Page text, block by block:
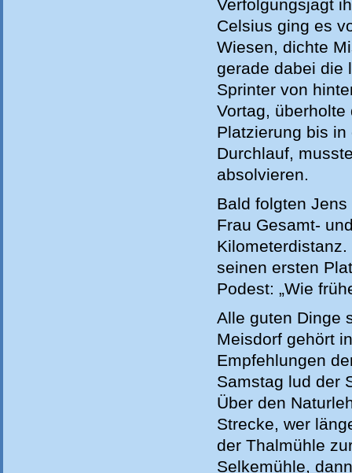
Verfolgungsjagt
Celsius ging es
Wiesen, dichte
gerade dabei die
Sprinter von
Vortag,
Platzierung bis
Durchlauf,
absolvieren.
Bald folgten
Frau Gesamt-
seinen ersten
Podest: „Wie
Alle guten Dinge
Meisdorf gehört
Empfehlungen
Samstag lud der
Über den
Strecke, wer
der Thalmühle
Selkemühle,